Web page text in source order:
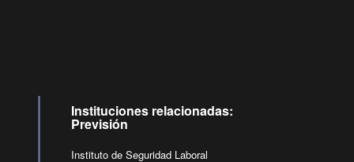
Instituciones relacionadas:
Previsión
Instituto de Seguridad Laboral